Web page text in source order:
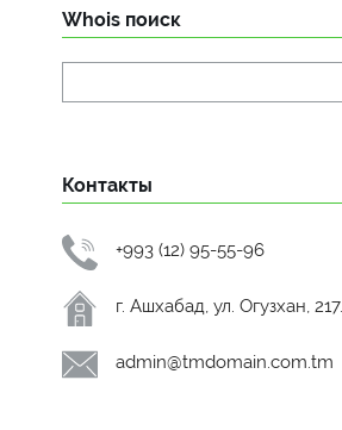
Whois поиск
Контакты
+993 (12) 95-55-96
г. Ашхабад, ул. Огузхан, 217.
admin@tmdomain.com.tm